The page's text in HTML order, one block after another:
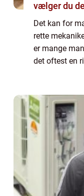
vælger du
Det kan for
rette
er mange
det oftest en